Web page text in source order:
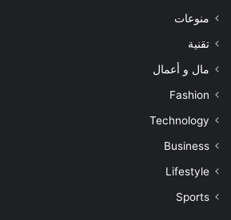
منوعات
تقنية
مال و أعمال
Fashion
Technology
Business
Lifestyle
Sports